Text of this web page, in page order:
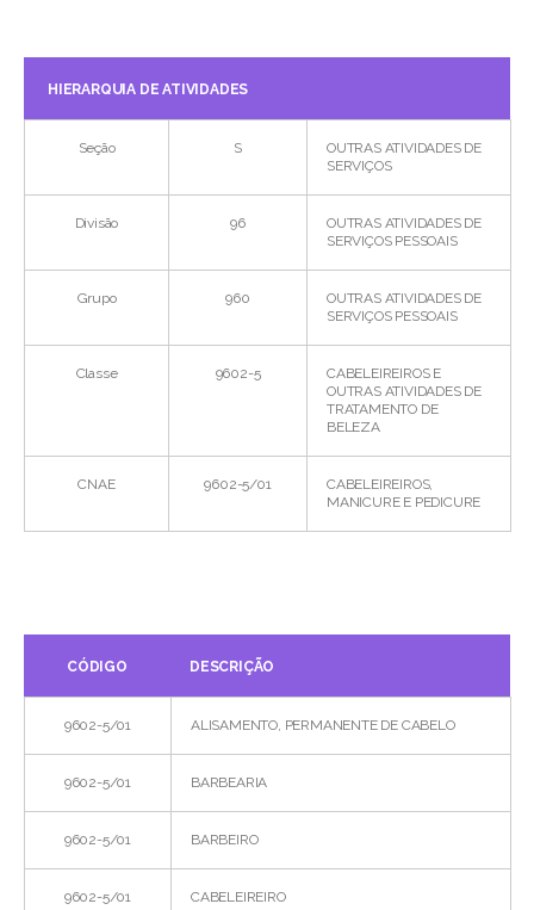
HIERARQUIA DE ATIVIDADES
Seção S
OUTRAS ATIVIDADES DE
SERVIÇOS
Divisão 96
OUTRAS ATIVIDADES DE
SERVIÇOS PESSOAIS
Grupo 960
OUTRAS ATIVIDADES DE
SERVIÇOS PESSOAIS
Classe 9602-5
CABELEIREIROS E
OUTRAS ATIVIDADES DE
TRATAMENTO DE
BELEZA
CNAE 9602-5/01
CABELEIREIROS,
MANICURE E PEDICURE
CÓDIGO DESCRIÇÃO
9602-5/01 ALISAMENTO, PERMANENTE DE CABELO
9602-5/01 BARBEARIA
9602-5/01 BARBEIRO
9602-5/01 CABELEIREIRO